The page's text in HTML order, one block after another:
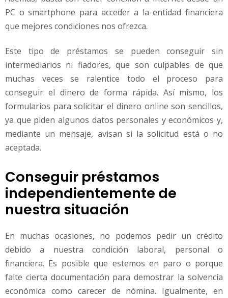
PC o smartphone para acceder a la entidad financiera
que mejores condiciones nos ofrezca.
Este tipo de préstamos se pueden conseguir sin
intermediarios ni fiadores, que son culpables de que
muchas veces se ralentice todo el proceso para
conseguir el dinero de forma rápida. Así mismo, los
formularios para solicitar el dinero online son sencillos,
ya que piden algunos datos personales y económicos y,
mediante un mensaje, avisan si la solicitud está o no
aceptada.
Conseguir préstamos
independientemente de
nuestra situación
En muchas ocasiones, no podemos pedir un crédito
debido a nuestra condición laboral, personal o
financiera. Es posible que estemos en paro o porque
falte cierta documentación para demostrar la solvencia
económica como carecer de nómina. Igualmente, en